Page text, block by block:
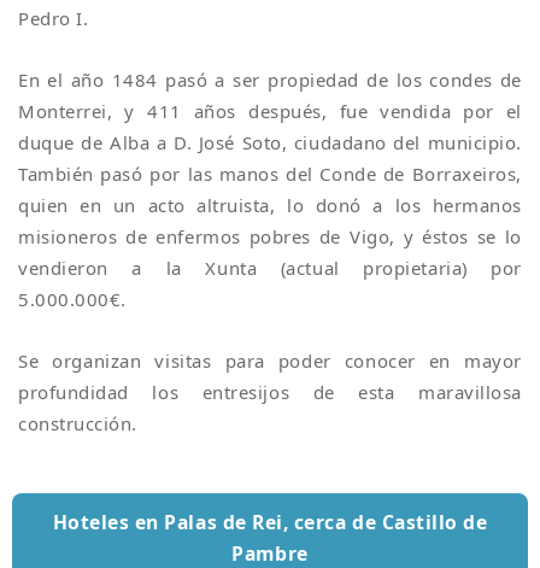
Pedro I.
En el año 1484 pasó a ser propiedad de los condes de
Monterrei, y 411 años después, fue vendida por el
duque de Alba a D. José Soto, ciudadano del municipio.
También pasó por las manos del Conde de Borraxeiros,
quien en un acto altruista, lo donó a los hermanos
misioneros de enfermos pobres de Vigo, y éstos se lo
vendieron a la Xunta (actual propietaria) por
5.000.000€.
Se organizan visitas para poder conocer en mayor
profundidad los entresijos de esta maravillosa
construcción.
Hoteles en Palas de Rei, cerca de Castillo de
Pambre